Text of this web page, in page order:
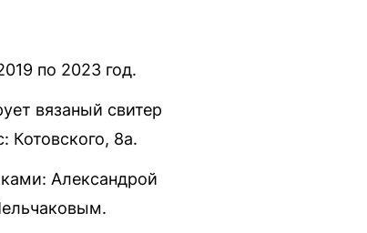
по 2023 год.
вязаный свитер
Котовского, 8а.
Александрой